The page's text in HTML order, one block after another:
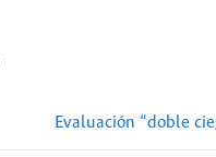
Evaluación “doble